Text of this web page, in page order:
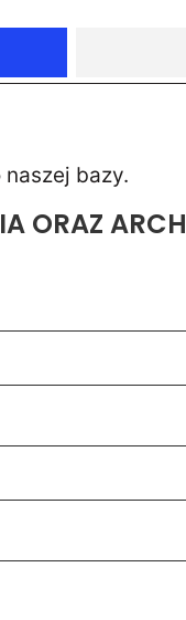
bazy.
ORAZ